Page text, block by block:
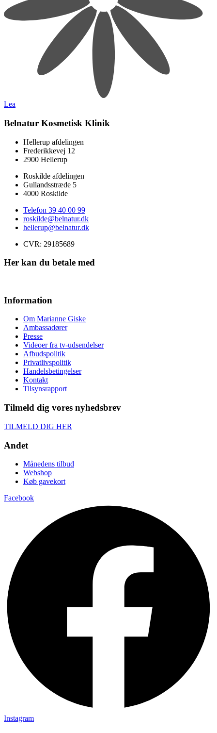
Lea
Belnatur Kosmetisk Klinik
Hellerup afdelingen
Frederikkevej 12
2900 Hellerup
Roskilde afdelingen
Gullandsstræde 5
4000 Roskilde
Telefon 39 40 00 99
roskilde@belnatur.dk
hellerup@belnatur.dk
CVR: ​29185689
Her kan du betale med
Information
Om Marianne Giske
Ambassadører
Presse
Videoer fra tv-udsendelser
Afbudspolitik
Privatlivspolitik
Handelsbetingelser
Kontakt
Tilsynsrapport
Tilmeld dig vores nyhedsbrev
TILMELD DIG HER
Andet
Månedens tilbud
Webshop
Køb gavekort
Facebook
Instagram